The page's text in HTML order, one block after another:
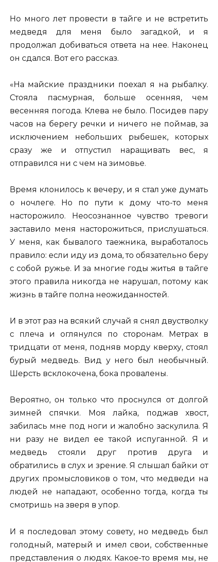
Но много лет провести в тайге и не встретить
медведя для меня было загадкой, и я
продолжал добиваться ответа на нее. Наконец
он сдался. Вот его рассказ.
«На майские праздники поехал я на рыбалку.
Стояла пасмурная, больше осенняя, чем
весенняя погода. Клева не было. Посидев пару
часов на берегу речки и ничего не поймав, за
исключением небольших рыбешек, которых
сразу же и отпустил наращивать вес, я
отправился ни с чем на зимовье.
Время клонилось к вечеру, и я стал уже думать
о ночлеге. Но по пути к дому что-то меня
насторожило. Неосознанное чувство тревоги
заставило меня насторожиться, прислушаться.
У меня, как бывалого таежника, выработалось
правило: если иду из дома, то обязательно беру
с собой ружье. И за многие годы житья в тайге
этого правила никогда не нарушал, потому как
жизнь в тайге полна неожиданностей.
И в этот раз на всякий случай я снял двустволку
с плеча и оглянулся по сторонам. Метрах в
тридцати от меня, подняв морду кверху, стоял
бурый медведь. Вид у него был необычный.
Шерсть всклокочена, бока провалены.
Вероятно, он только что проснулся от долгой
зимней спячки. Моя лайка, поджав хвост,
забилась мне под ноги и жалобно заскулила. Я
ни разу не видел ее такой испуганной. Я и
медведь стояли друг против друга и
обратились в слух и зрение. Я слышал байки от
других промысловиков о том, что медведи на
людей не нападают, особенно тогда, когда ты
смотришь на зверя в упор.
И я последовал этому совету, но медведь был
голодный, матерый и имел свои, собственные
представления о людях. Какое-то время мы, не